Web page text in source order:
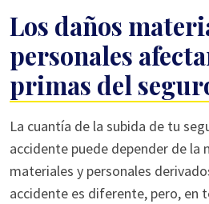
Los daños
personales
primas del
La cuantía de la subida de tu
accidente puede depender de la
materiales y personales
accidente es diferente, pero, en